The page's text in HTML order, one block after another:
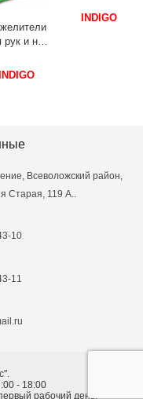
и ног
Всеволожский район,
Старая, 119 А..
10
11
- 18:00
рабочий день.